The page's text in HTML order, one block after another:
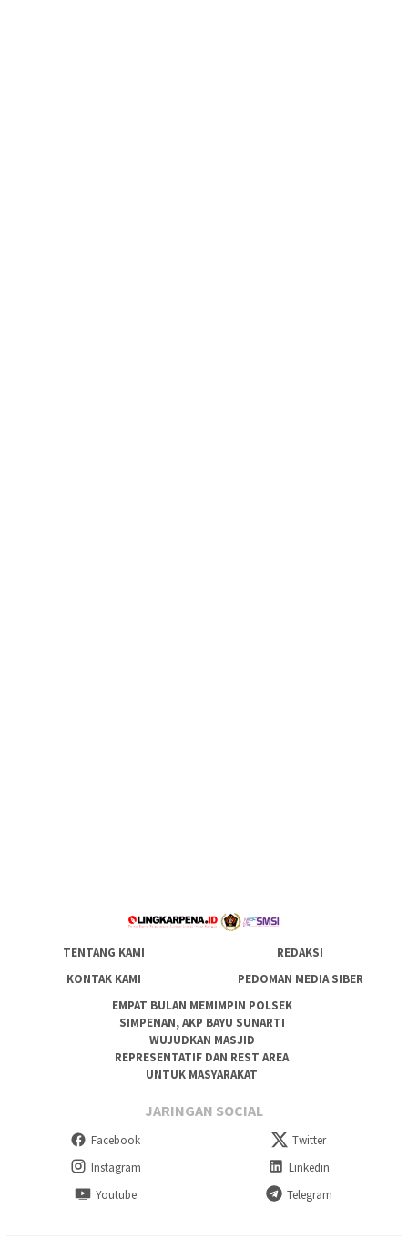
TENTANG KAMI
REDAKSI
KONTAK KAMI
PEDOMAN MEDIA SIBER
EMPAT BULAN MEMIMPIN POLSEK
SIMPENAN, AKP BAYU SUNARTI
WUJUDKAN MASJID
REPRESENTATIF DAN REST AREA
UNTUK MASYARAKAT
JARINGAN SOCIAL
Facebook
Twitter
Instagram
Linkedin
Youtube
Telegram